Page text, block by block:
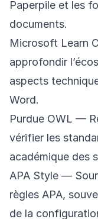
Paperpile et les
documents.
Microsoft Learn
approfondir
aspects
Word.
Purdue OWL —
vérifier les
académique des
APA Style —
règles APA,
de la